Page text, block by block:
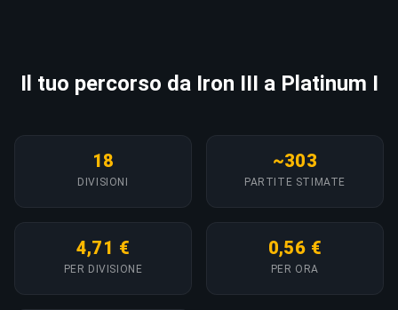
Il tuo percorso da Iron III a Platinum I
18
DIVISIONI
~303
PARTITE STIMATE
4,71 €
PER DIVISIONE
0,56 €
PER ORA